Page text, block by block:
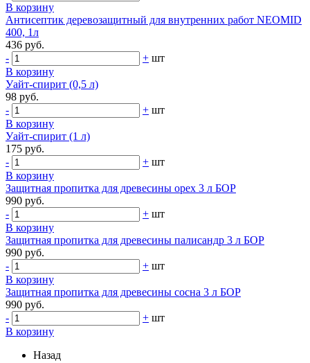
В корзину
Антисептик деревозащитный для внутренних работ NEOMID
400, 1л
436 руб.
-
+ шт
В корзину
Уайт-спирит (0,5 л)
98 руб.
-
+ шт
В корзину
Уайт-спирит (1 л)
175 руб.
-
+ шт
В корзину
Защитная пропитка для древесины орех 3 л БОР
990 руб.
-
+ шт
В корзину
Защитная пропитка для древесины палисандр 3 л БОР
990 руб.
-
+ шт
В корзину
Защитная пропитка для древесины сосна 3 л БОР
990 руб.
-
+ шт
В корзину
Назад